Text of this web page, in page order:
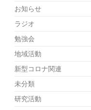
お知らせ
ラジオ
勉強会
地域活動
新型コロナ関連
未分類
研究活動